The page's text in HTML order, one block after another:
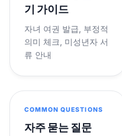
기 가이드
자녀 여권 발급, 부정적
의미 체크, 미성년자 서
류 안내
COMMON QUESTIONS
자주 묻는 질문